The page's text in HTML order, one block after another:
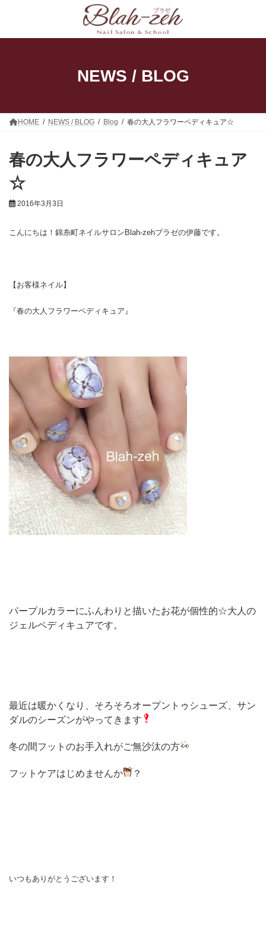
ン
ー
NEWS / BLOG
HOME NEWS / BLOG Blog 春の大人フラワーペディキュア☆
春の大人フラワーペディキュア
☆
2016年3月3日
こんにちは！錦糸町ネイルサロンBlah-zehブラゼの伊藤です。
【お客様ネイル】
『春の大人フラワーペディキュア』
パープルカラーにふんわりと描いたお花が個性的☆大人の
ジェルペディキュアです。
最近は暖かくなり、そろそろオープントゥシューズ、サン
ダルのシーズンがやってきます
冬の間フットのお手入れがご無沙汰の方
フットケアはじめませんか ？
いつもありがとうございます！